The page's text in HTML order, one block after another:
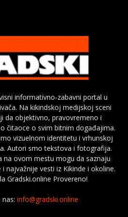
informativno-zabavni portal u
Na kikindskoj medijskoj sceni
da objektivno, pravovremeno i
čitaoce o svim bitnim događajima.
vizuelnom identitetu i vrhunskoj
Autori smo tekstova i fotografija.
na ovom mestu mogu da saznaju
najvažnije vesti iz Kikinde i okoline.
Gradski.online Provereno!
info@gradski.online